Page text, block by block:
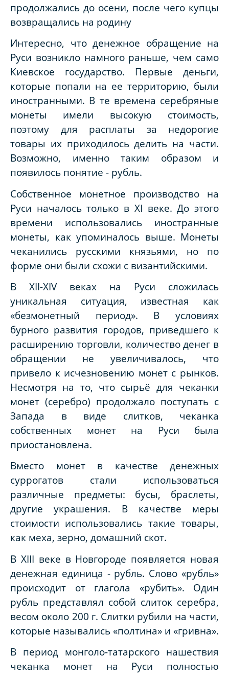
продолжались до осени, после чего купцы
возвращались на родину
Интересно, что денежное обращение на
Руси возникло намного раньше, чем само
Киевское государство. Первые деньги,
которые попали на ее территорию, были
иностранными. В те времена серебряные
монеты имели высокую стоимость,
поэтому для расплаты за недорогие
товары их приходилось делить на части.
Возможно, именно таким образом и
появилось понятие - рубль.
Собственное монетное производство на
Руси началось только в XI веке. До этого
времени использовались иностранные
монеты, как упоминалось выше. Монеты
чеканились русскими князьями, но по
форме они были схожи с византийскими.
В XII-XIV веках на Руси сложилась
уникальная ситуация, известная как
«безмонетный период». В условиях
бурного развития городов, приведшего к
расширению торговли, количество денег в
обращении не увеличивалось, что
привело к исчезновению монет с рынков.
Несмотря на то, что сырьё для чеканки
монет (серебро) продолжало поступать с
Запада в виде слитков, чеканка
собственных монет на Руси была
приостановлена.
Вместо монет в качестве денежных
суррогатов стали использоваться
различные предметы: бусы, браслеты,
другие украшения. В качестве меры
стоимости использовались такие товары,
как меха, зерно, домашний скот.
В XIII веке в Новгороде появляется новая
денежная единица - рубль. Слово «рубль»
происходит от глагола «рубить». Один
рубль представлял собой слиток серебра,
весом около 200 г. Слитки рубили на части,
которые назывались «полтина» и «гривна».
В период монголо-татарского нашествия
чеканка монет на Руси полностью